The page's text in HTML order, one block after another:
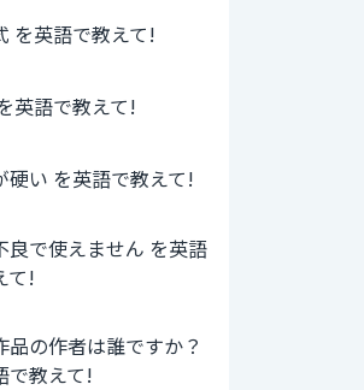
を英語で教えて!
英語で教えて!
硬い を英語で教えて!
良で使えません を英語
て!
品の作者は誰ですか？
で教えて!